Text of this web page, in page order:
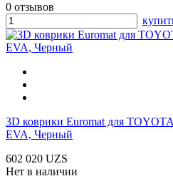
0 отзывов
3D коврики Euromat для
EVA, Черный
602 020 UZS
Нет в наличии